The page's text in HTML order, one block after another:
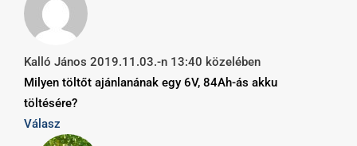
Kalló János 2019.11.03.-n 13:40 közelében
Milyen töltőt ajánlanának egy 6V, 84Ah-ás akku
töltésére?
Válasz